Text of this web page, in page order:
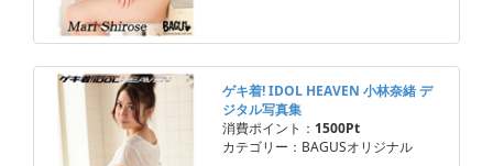
ゲキ着! IDOL HEAVEN 小林奈緒 デ
ジタル写真集
消費ポイント： 1500Pt
カテゴリー：BAGUSオリジナル